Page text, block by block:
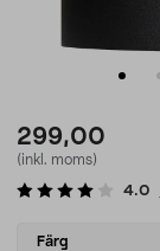
299,00
(inkl. moms)
4.0
Select
Färg